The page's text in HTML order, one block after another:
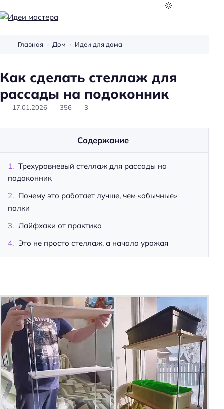
м
с
Главная Дом Идеи для дома
Как сделать стеллаж для
рассады на подоконник
17.01.2026 356 3
Содержание
Трехуровневый стеллаж для рассады на
подоконник
Почему это работает лучше, чем «обычные»
полки
Лайфхаки от практика
Это не просто стеллаж, а начало урожая